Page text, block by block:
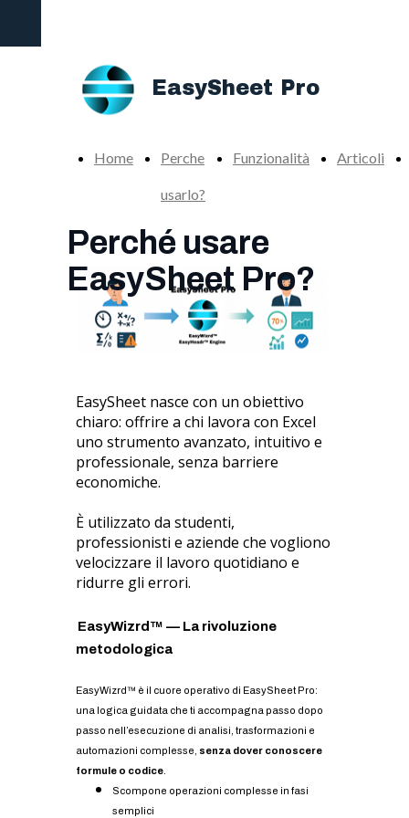
EasySheet Pro
Home Perche
usarlo?
Funzionalità Articoli
Perché usare
EasySheet Pro?
EasySheet nasce con un obiettivo
chiaro: offrire a chi lavora con Excel
uno strumento avanzato, intuitivo e
professionale, senza barriere
economiche.
È utilizzato da studenti,
professionisti e aziende che vogliono
velocizzare il lavoro quotidiano e
ridurre gli errori.
EasyWizrd™ — La rivoluzione
metodologica
EasyWizrd™ è il cuore operativo di EasySheet Pro:
una logica guidata che ti accompagna passo dopo
passo nell’esecuzione di analisi, trasformazioni e
automazioni complesse, senza dover conoscere
formule o codice
Scompone operazioni complesse in fasi
semplici